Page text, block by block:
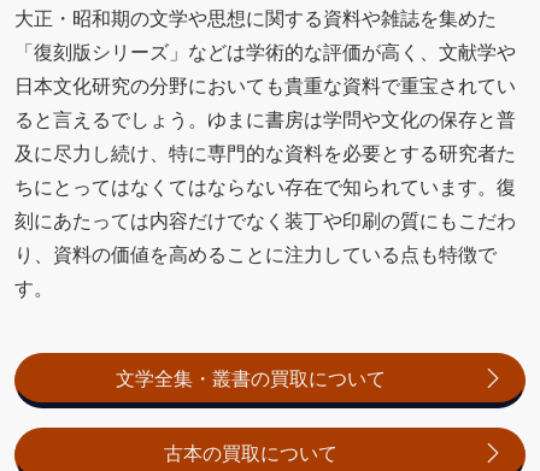
大正・昭和期の文学や思想に関する資料や雑誌を集めた
「復刻版シリーズ」などは学術的な評価が高く、文献学や
日本文化研究の分野においても貴重な資料で重宝されてい
ると言えるでしょう。ゆまに書房は学問や文化の保存と普
及に尽力し続け、特に専門的な資料を必要とする研究者た
ちにとってはなくてはならない存在で知られています。復
刻にあたっては内容だけでなく装丁や印刷の質にもこだわ
り、資料の価値を高めることに注力している点も特徴で
す。
文学全集・叢書の買取について
古本の買取について